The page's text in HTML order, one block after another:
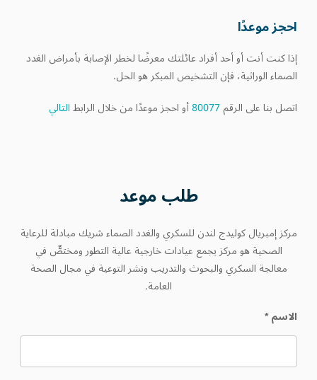
احجز موعدًا
إذا كنت أنت أو أحد أفراد عائلتك معرضًا لخطر الإصابة بأمراض الغدد
الصماء الوراثية، فإن التشخيص المبكر هو الحل.
اتصل بنا على الرقم80077أو احجز موعدًا من خلال الرابطالتالي
طلبموعد
مركز إمبريال كوليدج لندن للسكري والغدد الصماء شريك مبادلة للرعاية
الصحية هو مركز يجمع عيادات خارجية عالية التطور ومختصٌّ في
معالجة السكري والبحوث والتدريب ونشر التوعية في مجال الصحة
العامة.
الاسم*